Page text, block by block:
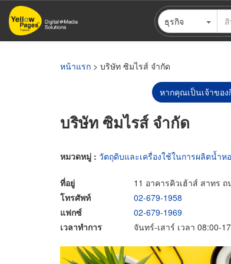
ข้าม
ไป
ธุรกิจ
หน้าแรก > บริษัท ซิมไรส์ จำกัด
หากคุณเป็นเจ้าขอ
บริษัท ซิมไรส์ จำกัด
หมวดหมู่ : วัตถุดิบและเครื่องใช้ในการผลิตน้ำห
ที่อยู่
11 อาคารคิวเฮ้าส์ สาทร
โทรศัพท์
02-679-1958
แฟกซ์
02-679-1969
เวลาทำการ
จันทร์-เสาร์ เวลา 08:00-